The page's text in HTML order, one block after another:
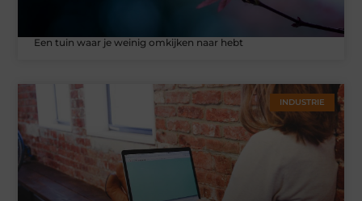
Een tuin waar je weinig omkijken naar hebt
INDUSTRIE